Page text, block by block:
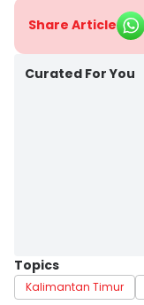
Share Article
Curated For You
Topics
Kalimantan Timur